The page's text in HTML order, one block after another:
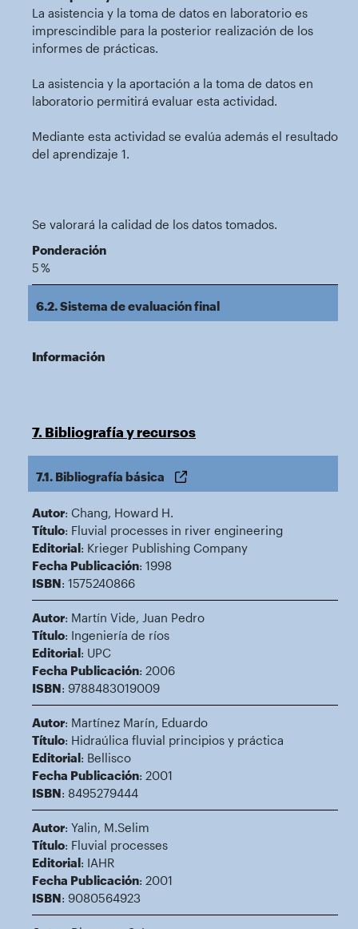
La asistencia y la toma de datos en laboratorio es
imprescindible para la posterior realización de los
informes de prácticas.
La asistencia y la aportación a la toma de datos en
laboratorio permitirá evaluar esta actividad.
Mediante esta actividad se evalúa además el resultado
del aprendizaje 1.
Se valorará la calidad de los datos tomados.
Ponderación
5 %
6.2. Sistema de evaluación final
Información
7. Bibliografía y recursos
7.1. Bibliografía básica
Autor: Chang, Howard H.
Título: Fluvial processes in river engineering
Editorial: Krieger Publishing Company
Fecha Publicación: 1998
ISBN: 1575240866
Autor: Martín Vide, Juan Pedro
Título: Ingeniería de ríos
Editorial: UPC
Fecha Publicación: 2006
ISBN: 9788483019009
Autor: Martínez Marín, Eduardo
Título: Hidraúlica fluvial principios y práctica
Editorial: Bellisco
Fecha Publicación: 2001
ISBN: 8495279444
Autor: Yalin, M.Selim
Título: Fluvial processes
Editorial: IAHR
Fecha Publicación: 2001
ISBN: 9080564923